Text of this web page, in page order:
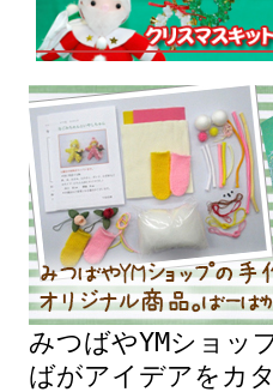
みつばやYMショッ
ばがアイデアをカ